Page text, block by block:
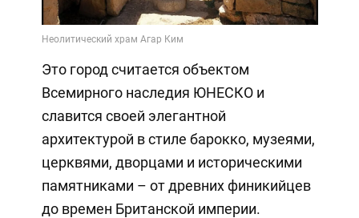
Video
Это город считается объектом
Всемирного наследия ЮНЕСКО и
славится своей элегантной
архитектурой в стиле барокко, музеями,
церквями, дворцами и историческими
памятниками – от древних финикийцев
до времен Британской империи.